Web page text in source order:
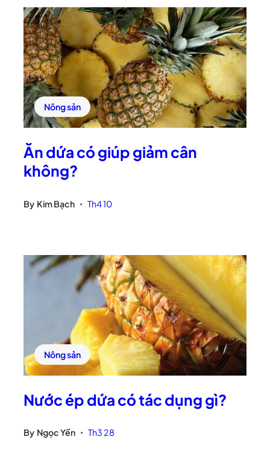
Nông sản
Ăn dứa có giúp giảm cân
không?
By Kim Bạch • Th4 10
Nông sản
Nước ép dứa có tác dụng gì?
By Ngọc Yến • Th3 28